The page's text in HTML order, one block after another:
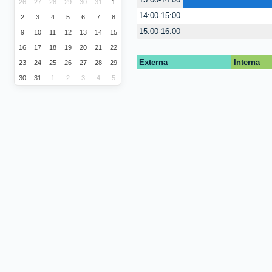
26 27 28 29 30 31 1
2 3 4 5 6 7 8
9 10 11 12 13 14 15
16 17 18 19 20 21 22
23 24 25 26 27 28 29
30 31 1 2 3 4 5
14:00-15:00
15:00-16:00
Externa Interna